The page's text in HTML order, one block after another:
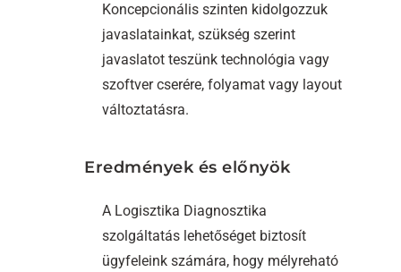
Koncepcionális szinten kidolgozzuk
javaslatainkat, szükség szerint
javaslatot teszünk technológia vagy
szoftver cserére, folyamat vagy layout
változtatásra.
Eredmények és előnyök
A Logisztika Diagnosztika
szolgáltatás lehetőséget biztosít
ügyfeleink számára, hogy mélyreható